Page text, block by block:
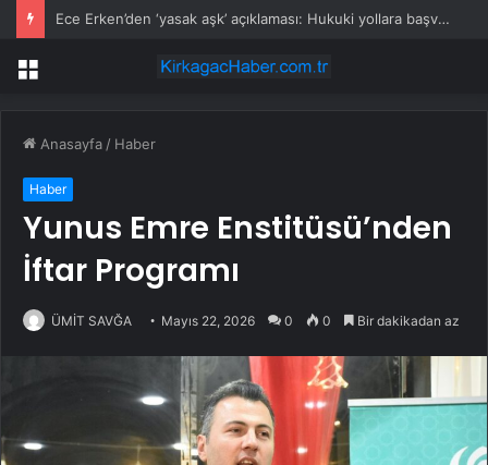
Ece Erken’den ‘yasak aşk’ açıklaması: Hukuki yollara başvuruyor
Menü
Anasayfa / Haber
Haber
Yunus Emre Enstitüsü’nden
İftar Programı
ÜMİT SAVĞA Mayıs 22, 2026 0 0 Bir dakikadan az